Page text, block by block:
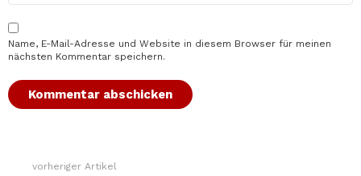
Name, E-Mail-Adresse und Website in diesem Browser für meinen
nächsten Kommentar speichern.
Weiterevorheriger Artikel